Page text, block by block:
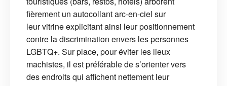
fièrement un autocollant arc-en-ciel sur
leur vitrine explicitant ainsi leur positionnement
contre la discrimination envers les personnes
LGBTQ+. Sur place, pour éviter les lieux
machistes, il est préférable de s’orienter vers
des endroits qui affichent nettement leur